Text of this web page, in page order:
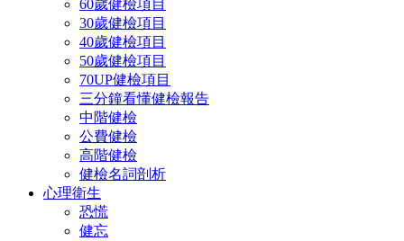
60歲健檢項目
30歲健檢項目
40歲健檢項目
50歲健檢項目
70UP健檢項目
三分鐘看懂健檢報告
中階健檢
公費健檢
高階健檢
健檢名詞剖析
心理衛生
恐慌
健忘